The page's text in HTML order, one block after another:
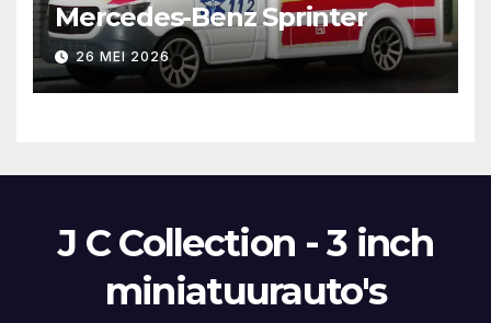
Mercedes-Benz Sprinter
26 MEI 2026
J C Collection - 3 inch
miniatuurauto's